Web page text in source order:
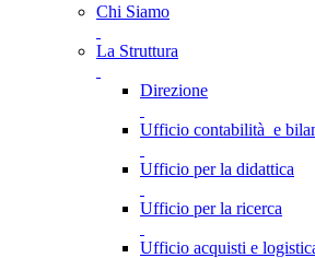
Chi Siamo
La Struttura
Direzione
Ufficio contabilità e
Ufficio per la didattica
Ufficio per la ricerca
Ufficio acquisti e